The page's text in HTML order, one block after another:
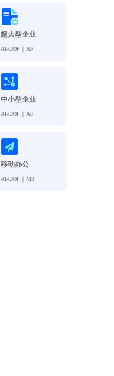
超大型企业
AI-COP｜A9
中小型企业
AI-COP｜A6
移动办公
AI-COP｜M3